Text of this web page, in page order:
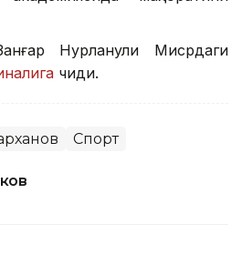
Нурланули Мисрдаги
чиқди.
Спорт